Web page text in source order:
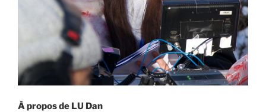
À propos de LU Dan